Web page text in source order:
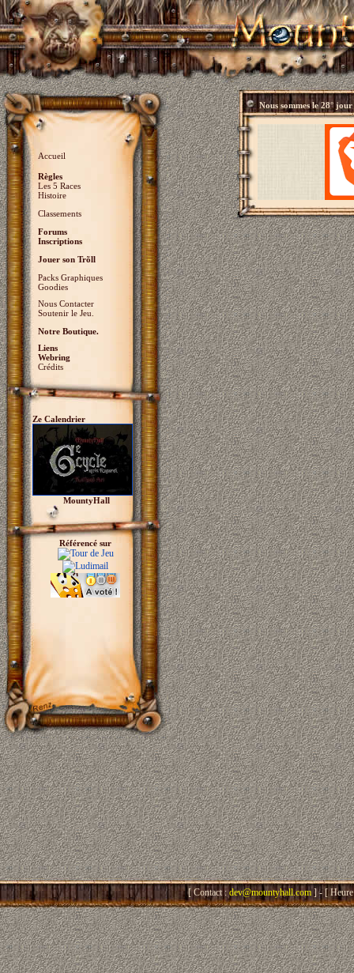
Accueil
Règles
Les 5 Races
Histoire
Classements
Forums
Inscriptions
Jouer son Trõll
Packs Graphiques
Goodies
Nous Contacter
Soutenir le Jeu.
Notre Boutique.
Liens
Webring
Crédits
Ze Calendrier
MountyHall
Référencé sur
Nous sommes le28° jour
[ Contact : dev@mountyhall.com] - [ Heure